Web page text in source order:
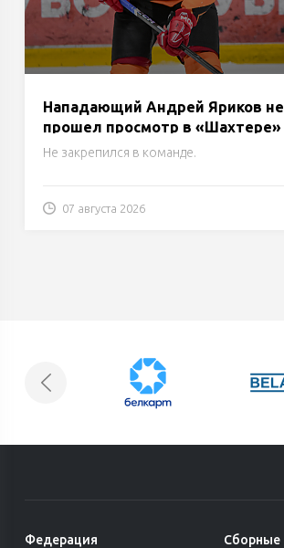
Нападающий Андрей Яриков не
прошел просмотр в «Шахтере»
Не закрепился в команде.
07 августа 2026
Федерация Сборные